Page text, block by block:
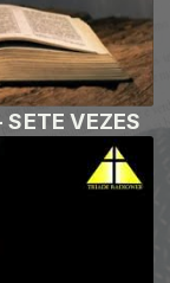
SETE VEZES